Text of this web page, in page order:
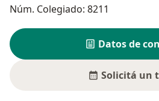
Núm. Colegiado: 8211
Datos de
Solicitá un